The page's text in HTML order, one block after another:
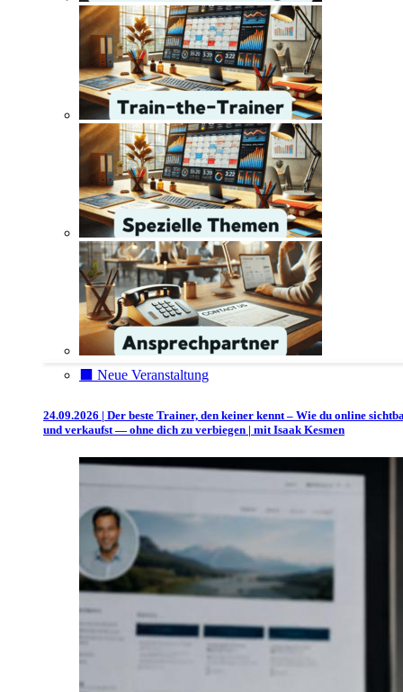
⬛️ Neue Veranstaltung
24.09.2026 | Der beste Trainer, den keiner kennt – Wie du online
und verkaufst — ohne dich zu verbiegen | mit Isaak Kesmen